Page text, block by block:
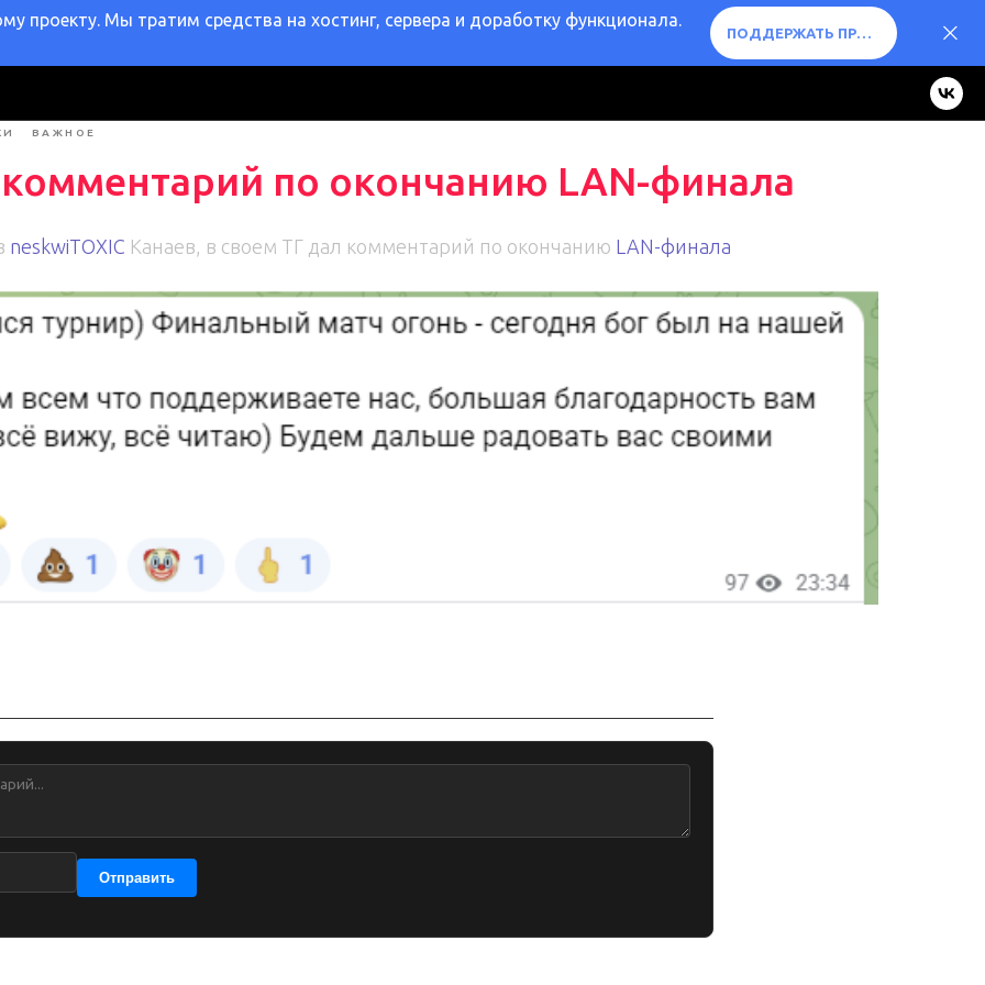
проекту. Мы тратим средства на хостинг, сервера и доработку функционала.
ПОДДЕРЖАТЬ ПРОЕКТ ❤️
ВАЖНОЕ
комментарий по окончанию LAN-финала
neskwiTOXIC Канаев, в своем ТГ дал комментарий по окончанию LAN-финала
Отправить